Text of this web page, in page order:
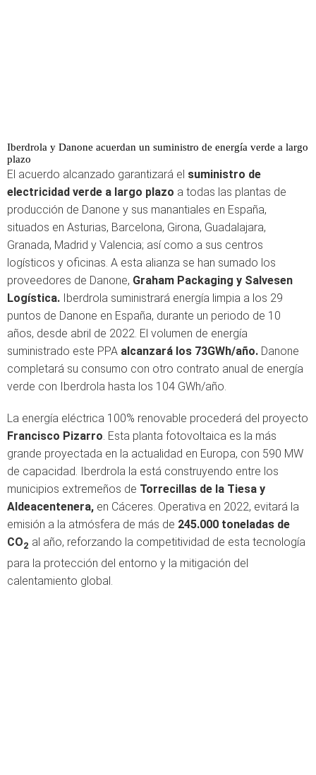
Iberdrola y Danone acuerdan un suministro de energía verde a largo
plazo
El acuerdo alcanzado garantizará el suministro de
electricidad verde a largo plazo a todas las plantas de
producción de Danone y sus manantiales en España,
situados en Asturias, Barcelona, Girona, Guadalajara,
Granada, Madrid y Valencia; así como a sus centros
logísticos y oficinas. A esta alianza se han sumado los
proveedores de Danone, Graham Packaging y Salvesen
Logística. Iberdrola suministrará energía limpia a los 29
puntos de Danone en España, durante un periodo de 10
años, desde abril de 2022. El volumen de energía
suministrado este PPA alcanzará los 73GWh/año. Danone
completará su consumo con otro contrato anual de energía
verde con Iberdrola hasta los 104 GWh/año.
La energía eléctrica 100% renovable procederá del proyecto
Francisco Pizarro. Esta planta fotovoltaica es la más
grande proyectada en la actualidad en Europa, con 590 MW
de capacidad. Iberdrola la está construyendo entre los
municipios extremeños de Torrecillas de la Tiesa y
Aldeacentenera, en Cáceres. Operativa en 2022, evitará la
emisión a la atmósfera de más de 245.000 toneladas de
CO2 al año, reforzando la competitividad de esta tecnología
para la protección del entorno y la mitigación del
calentamiento global.